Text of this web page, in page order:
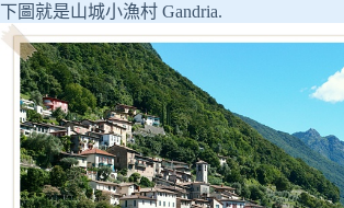
下圖就是山城小漁村 Gandria.